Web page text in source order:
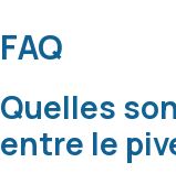
FAQ
Quelles
entre le